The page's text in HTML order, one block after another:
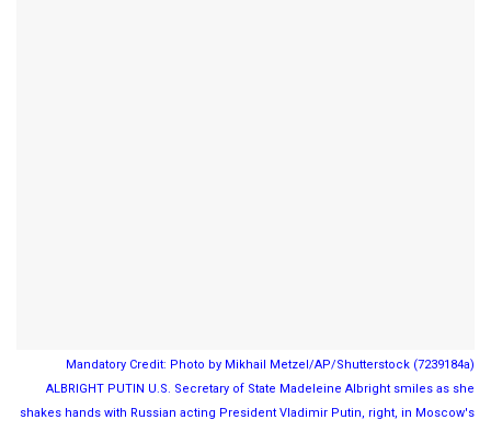
Mandatory Credit: Photo by Mikhail Metzel/AP/Shutterstock (7239184a)
ALBRIGHT PUTIN U.S. Secretary of State Madeleine Albright smiles as she
shakes hands with Russian acting President Vladimir Putin, right, in Moscow's